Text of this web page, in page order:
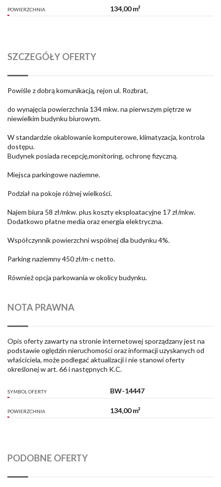
POWIERZCHNIA 134,00 m²
SZCZEGÓŁY OFERTY
Powiśle z dobrą komunikacją, rejon ul. Rozbrat,
do wynajęcia powierzchnia 134 mkw. na pierwszym piętrze w
niewielkim budynku biurowym.
W standardzie okablowanie komputerowe, klimatyzacja, kontrola
dostępu.
Budynek posiada recepcję,monitoring, ochronę fizyczną.
Miejsca parkingowe naziemne.
Podział na pokoje różnej wielkości.
Najem biura 58 zł/mkw. plus koszty eksploatacyjne 17 zł/mkw.
Dodatkowo płatne media oraz energia elektryczna.
Współczynnik powierzchni wspólnej dla budynku 4%.
Parking naziemny 450 zł/m-c netto.
Również opcja parkowania w okolicy budynku.
NOTA PRAWNA
Opis oferty zawarty na stronie internetowej sporządzany jest na
podstawie oględzin nieruchomości oraz informacji uzyskanych od
właściciela, może podlegać aktualizacji i nie stanowi oferty
określonej w art. 66 i następnych K.C.
SYMBOL OFERTY BW-14447
POWIERZCHNIA 134,00 m²
PODOBNE OFERTY